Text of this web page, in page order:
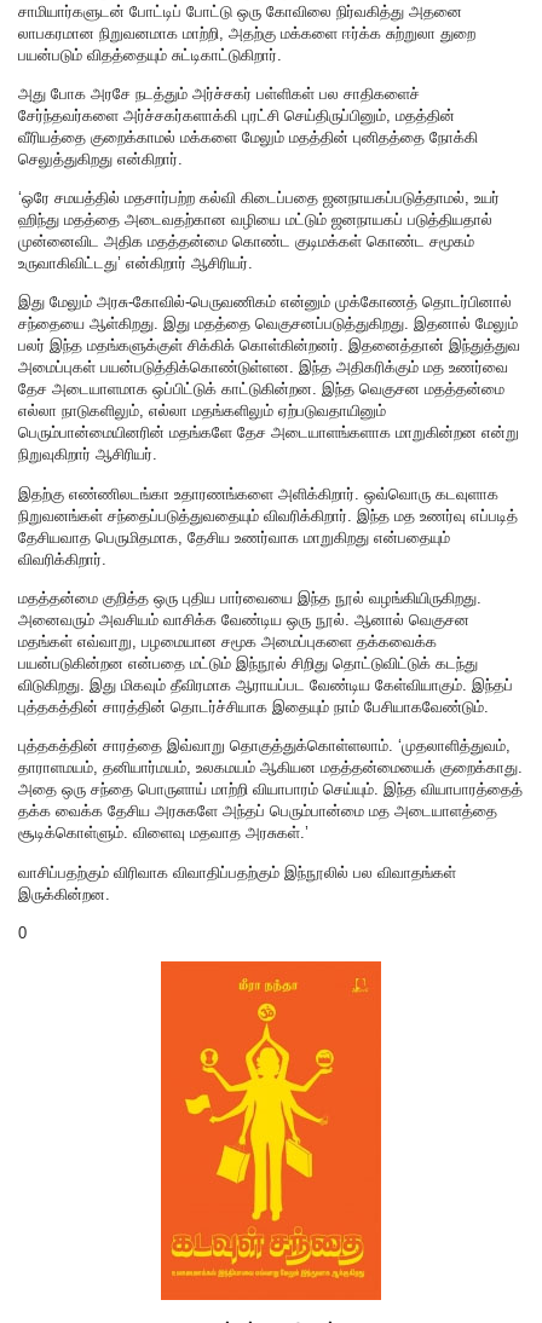
சாமியார்களுடன் போட்டிப் போட்டு ஒரு கோவிலை நிர்வகித்து அதனை
லாபகரமான நிறுவனமாக மாற்றி, அதற்கு மக்களை ஈர்க்க சுற்றுலா துறை
பயன்படும் விதத்தையும் சுட்டிகாட்டுகிறார்.
அது போக அரசே நடத்தும் அர்ச்சகர் பள்ளிகள் பல சாதிகளைச்
சேர்ந்தவர்களை அர்ச்சகர்களாக்கி புரட்சி செய்திருப்பினும், மதத்தின்
வீரியத்தை குறைக்காமல் மக்களை மேலும் மதத்தின் புனிதத்தை நோக்கி
செலுத்துகிறது என்கிறார்.
‘ஒரே சமயத்தில் மதசார்பற்ற கல்வி கிடைப்பதை ஜனநாயகப்படுத்தாமல், உயர்
ஹிந்து மதத்தை அடைவதற்கான வழியை மட்டும் ஜனநாயகப் படுத்தியதால்
முன்னைவிட அதிக மதத்தன்மை கொண்ட குடிமக்கள் கொண்ட சமூகம்
உருவாகிவிட்டது’ என்கிறார் ஆசிரியர்.
இது மேலும் அரசு-கோவில்-பெருவணிகம் என்னும் முக்கோணத் தொடர்பினால்
சந்தையை ஆள்கிறது. இது மதத்தை வெகுசனப்படுத்துகிறது. இதனால் மேலும்
பலர் இந்த மதங்களுக்குள் சிக்கிக் கொள்கின்றனர். இதனைத்தான் இந்துத்துவ
அமைப்புகள் பயன்படுத்திக்கொண்டுள்ளன. இந்த அதிகரிக்கும் மத உணர்வை
தேச அடையாளமாக ஒப்பிட்டுக் காட்டுகின்றன. இந்த வெகுசன மதத்தன்மை
எல்லா நாடுகளிலும், எல்லா மதங்களிலும் ஏற்படுவதாயினும்
பெரும்பான்மையினரின் மதங்களே தேச அடையாளங்களாக மாறுகின்றன என்று
நிறுவுகிறார் ஆசிரியர்.
இதற்கு எண்ணிலடங்கா உதாரணங்களை அளிக்கிறார். ஒவ்வொரு கடவுளாக
நிறுவனங்கள் சந்தைப்படுத்துவதையும் விவரிக்கிறார். இந்த மத உணர்வு எப்படித்
தேசியவாத பெருமிதமாக, தேசிய உணர்வாக மாறுகிறது என்பதையும்
விவரிக்கிறார்.
மதத்தன்மை குறித்த ஒரு புதிய பார்வையை இந்த நூல் வழங்கியிருகிறது.
அனைவரும் அவசியம் வாசிக்க வேண்டிய ஒரு நூல். ஆனால் வெகுசன
மதங்கள் எவ்வாறு, பழமையான சமூக அமைப்புகளை தக்கவைக்க
பயன்படுகின்றன என்பதை மட்டும் இந்நூல் சிறிது தொட்டுவிட்டுக் கடந்து
விடுகிறது. இது மிகவும் தீவிரமாக ஆராயப்பட வேண்டிய கேள்வியாகும். இந்தப்
புத்தகத்தின் சாரத்தின் தொடர்ச்சியாக இதையும் நாம் பேசியாகவேண்டும்.
புத்தகத்தின் சாரத்தை இவ்வாறு தொகுத்துக்கொள்ளலாம். ‘முதலாளித்துவம்,
தாராளமயம், தனியார்மயம், உலகமயம் ஆகியன மதத்தன்மையைக் குறைக்காது.
அதை ஒரு சந்தை பொருளாய் மாற்றி வியாபாரம் செய்யும். இந்த வியாபாரத்தைத்
தக்க வைக்க தேசிய அரசுகளே அந்தப் பெரும்பான்மை மத அடையாளத்தை
சூடிக்கொள்ளும். விளைவு மதவாத அரசுகள்.’
வாசிப்பதற்கும் விரிவாக விவாதிப்பதற்கும் இந்நூலில் பல விவாதங்கள்
இருக்கின்றன.
0